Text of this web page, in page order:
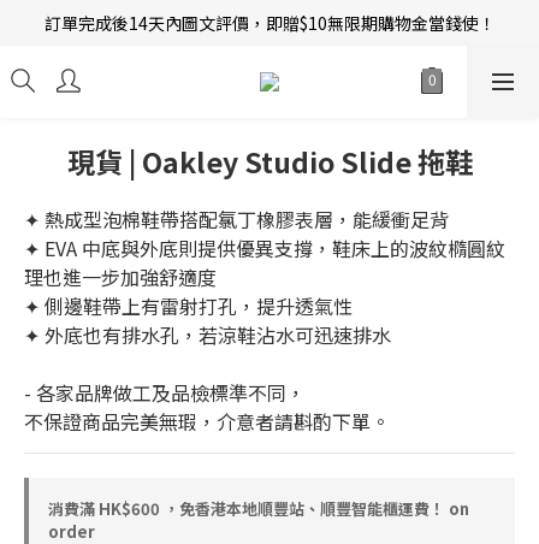
新會員招募中 | 即送 $12 購物金當錢使！
訂單完成後14天內圖文評價，即贈$10無限期購物金當錢使！
新會員招募中 | 即送 $12 購物金當錢使！
現貨 | Oakley Studio Slide 拖鞋
✦ 熱成型泡棉鞋帶搭配氯丁橡膠表層，能緩衝足背
✦ EVA 中底與外底則提供優異支撐，鞋床上的波紋橢圓紋
理也進一步加強舒適度
✦ 側邊鞋帶上有雷射打孔，提升透氣性
✦ 外底也有排水孔，若涼鞋沾水可迅速排水
- 各家品牌做工及品檢標準不同，
不保證商品完美無瑕，介意者請斟酌下單。
消費滿 HK$600 ，免香港本地順豐站、順豐智能櫃運費！ on
order